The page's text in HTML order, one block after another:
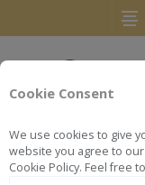
Cookie Consent
We use cookies to give
website you agree to
Cookie Policy. Feel free